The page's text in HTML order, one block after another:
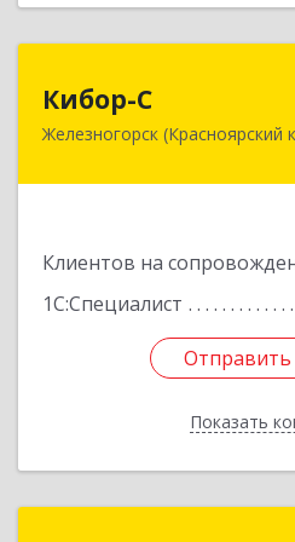
Кибор-С
Железногорск (Красноярский
Клиентов на
1С:Специалист
Отправить
Показать
662973, Красноярский
Отправить
Назад